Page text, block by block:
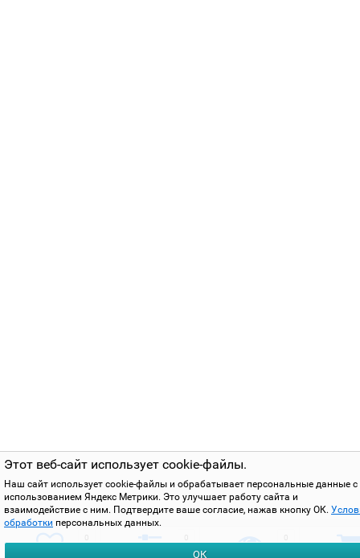
Этот веб-сайт использует cookie-файлы.
Наш сайт использует cookie-файлы и обрабатывает персональные данные с
использованием Яндекс Метрики. Это улучшает работу сайта и
взаимодействие с ним. Подтвердите ваше согласие, нажав кнопку ОК.
обработки персональных данных.
ОК